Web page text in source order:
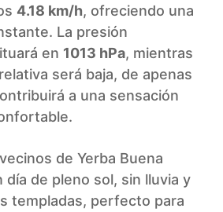
4.18 km/h, ofreciendo una
La presión
en 1013 hPa, mientras
será baja, de apenas
a una sensación
de Yerba Buena
de pleno sol, sin lluvia y
templadas, perfecto para